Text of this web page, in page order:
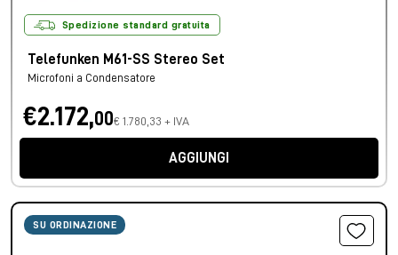
Spedizione standard gratuita
Telefunken M61-SS Stereo Set
Microfoni a Condensatore
€2.172,00€ 1.780,33 + IVA
AGGIUNGI
SU ORDINAZIONE